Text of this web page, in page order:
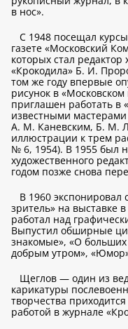
в нос».
С 1948 посещал
газете «Московский
которых стал редактор
«Крокодила» Б. И.
том же году впервые
рисунок в
приглашен работать в
известными
А. М. Каневским, Б. М.
иллюстрации к трем
№ 6, 1954). В 1955 был
художественного
годом позже снова
В 1960 экспонировал
зритель» на выставке
работал над
Выпустил обширные
знакомые», «О
добрым утром»,
Щеглов — один из
карикатуры
творчества
работой в журнале